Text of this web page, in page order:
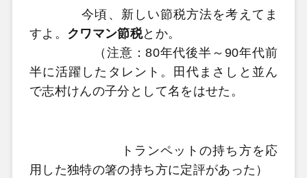
今頃、新しい節税方法を考えてま
すよ。 クワマン節税とか。
（注意：80年代後半～90年代前
半に活躍したタレント。田代まさしと並ん
で志村けんの子分として名をはせた。
トランペットの持ち方を応
用した独特の箸の持ち方に定評があった）